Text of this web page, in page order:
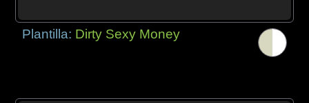
Plantilla: Dirty Sexy Money